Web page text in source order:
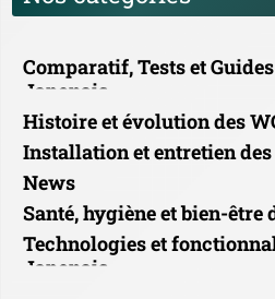
Comparatif, Tests et
Japonais
Histoire et évolution des
Installation et entretien
News
Santé, hygiène et bien-être
Technologies et
Japonais